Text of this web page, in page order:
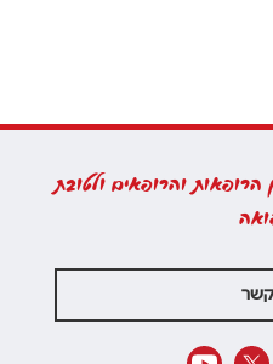
הרופאות והרופאים ולטובת
קשר